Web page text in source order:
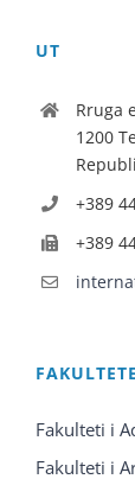
UT
Rruga
1200
+389
+389
Fakulteti i
Fakulteti i